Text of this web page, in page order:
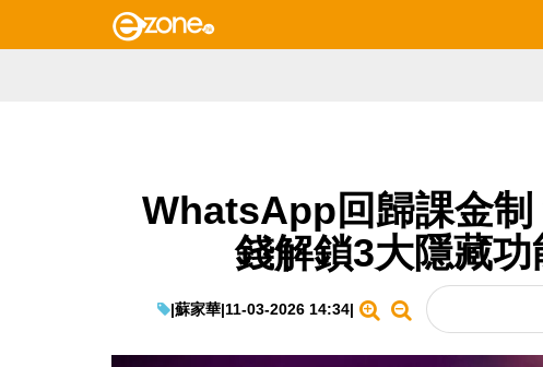
WhatsApp回歸課金
錢解鎖3大隱藏功
|蘇家華|11-03-2026 14:34|